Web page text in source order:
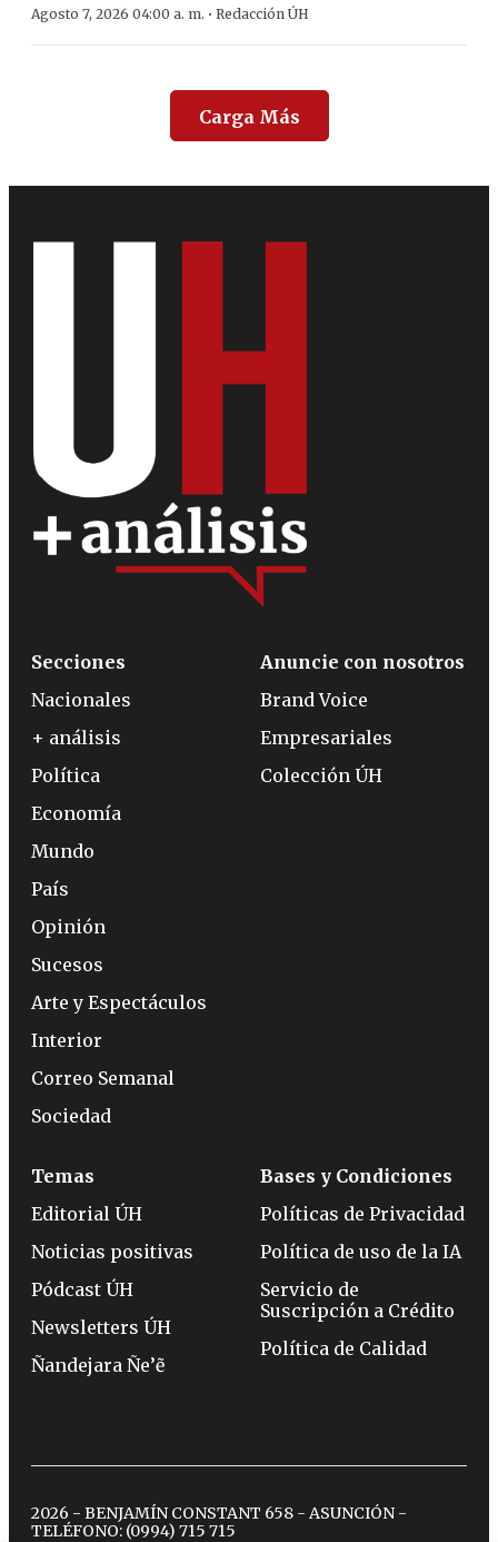
Agosto 7, 2026 04:00 a. m. · Redacción ÚH
Carga Más
Secciones
Nacionales
+ análisis
Política
Economía
Mundo
País
Opinión
Sucesos
Arte y Espectáculos
Interior
Correo Semanal
Sociedad
Anuncie con nosotros
Brand Voice
Empresariales
Colección ÚH
Temas
Editorial ÚH
Noticias positivas
Pódcast ÚH
Newsletters ÚH
Ñandejara Ñe’ẽ
Bases y Condiciones
Políticas de Privacidad
Política de uso de la IA
Servicio de
Suscripción a Crédito
Política de Calidad
2026 - BENJAMÍN CONSTANT 658 - ASUNCIÓN -
TELÉFONO: (0994) 715 715